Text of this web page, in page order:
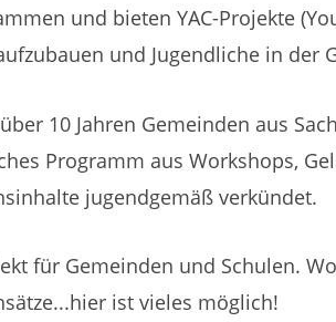
und bieten YAC-Projekte
und Jugendliche in der
10 Jahren Gemeinden aus
Programm aus Workshops,
jugendgemäß verkündet.
für Gemeinden und Schulen.
ist vieles möglich!